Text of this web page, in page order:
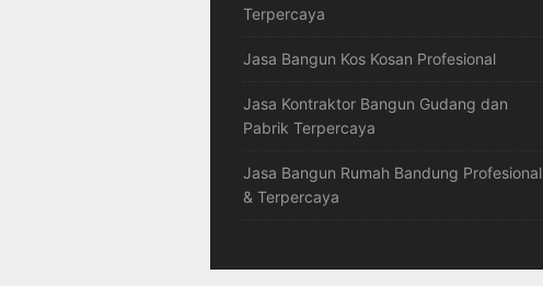
Terpercaya
Jasa Bangun Kos Kosan Profesional
Jasa Kontraktor Bangun Gudang dan
Pabrik Terpercaya
Jasa Bangun Rumah Bandung Profesional
& Terpercaya